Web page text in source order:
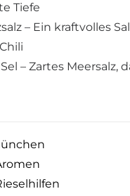
Tiefe
– Ein kraftvolles
– Zartes